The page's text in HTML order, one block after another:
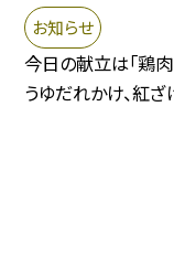
お知らせ
今日の献立は「鶏
うゆだれかけ、紅